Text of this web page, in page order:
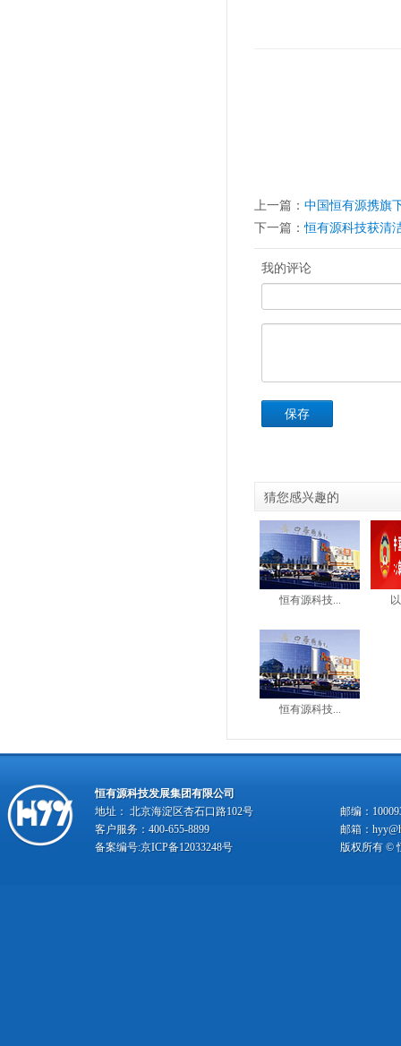
上一篇： 中国恒有源携旗
下一篇：恒有源科技获清
我的评论
保存
猜您感兴趣的
恒有源科技...
恒有源科技...
恒有源科技发展集团有限公司
地址： 北京海淀区杏石口路102号
邮编：
客户服务：400-655-8899
邮箱：
备案编号:京ICP备12033248号 版权所有 ©